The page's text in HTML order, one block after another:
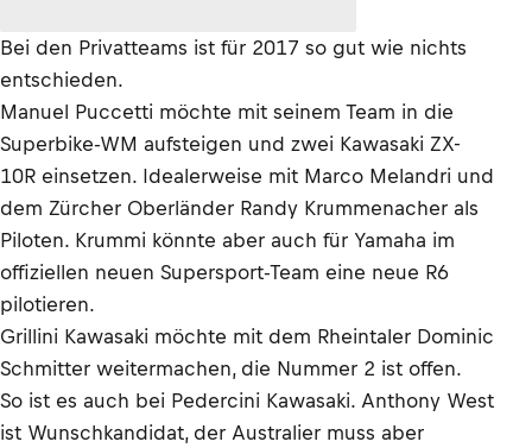
Bei den Privatteams ist für 2017 so gut wie nichts
entschieden.
Manuel Puccetti möchte mit seinem Team in die
Superbike-WM aufsteigen und zwei Kawasaki ZX-
10R einsetzen. Idealerweise mit Marco Melandri und
dem Zürcher Oberländer Randy Krummenacher als
Piloten. Krummi könnte aber auch für Yamaha im
offiziellen neuen Supersport-Team eine neue R6
pilotieren.
Grillini Kawasaki möchte mit dem Rheintaler Dominic
Schmitter weitermachen, die Nummer 2 ist offen.
So ist es auch bei Pedercini Kawasaki. Anthony West
ist Wunschkandidat, der Australier muss aber